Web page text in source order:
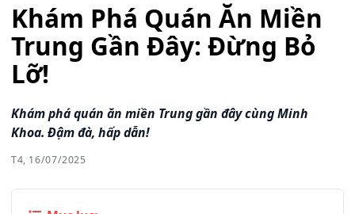
Khám Phá Quán Ăn Miền
Trung Gần Đây: Đừng Bỏ
Lỡ!
Khám phá quán ăn miền Trung gần đây cùng Minh
Khoa. Đậm đà, hấp dẫn!
T4, 16/07/2025